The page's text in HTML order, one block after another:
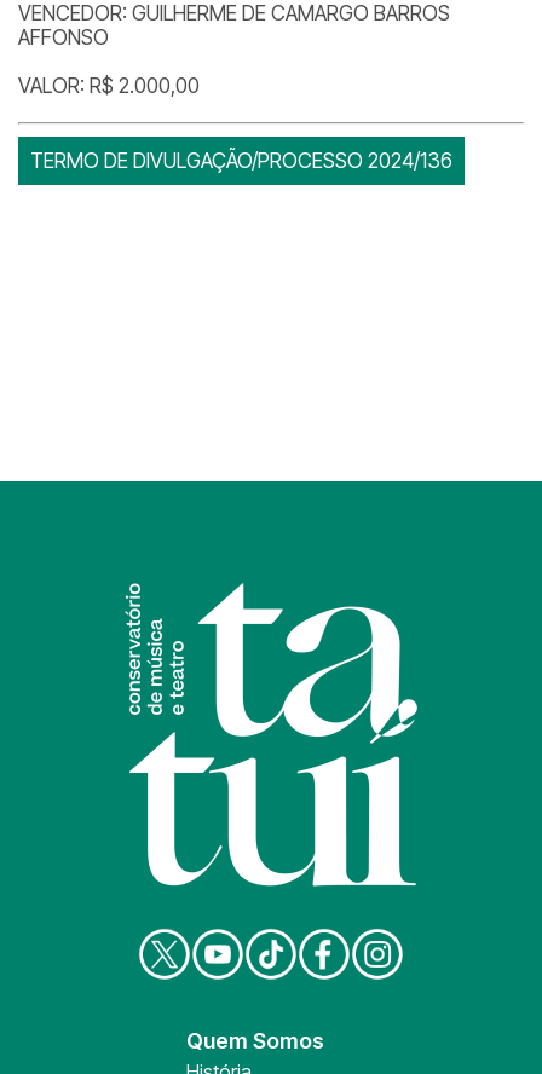
VENCEDOR: GUILHERME DE CAMARGO BARROS
AFFONSO
VALOR: R$ 2.000,00
TERMO DE DIVULGAÇÃO/PROCESSO 2024/136
Quem Somos